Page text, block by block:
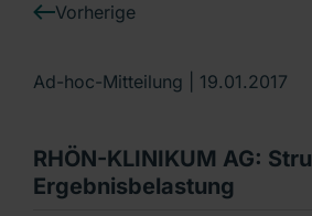
Ein Unternehmen der RHÖN-KLINIKUM AG
Vorherige
Ad-hoc-Mitteilung | 19.01.2017
RHÖN-KLINIKUM AG:
Ergebnisbelastung